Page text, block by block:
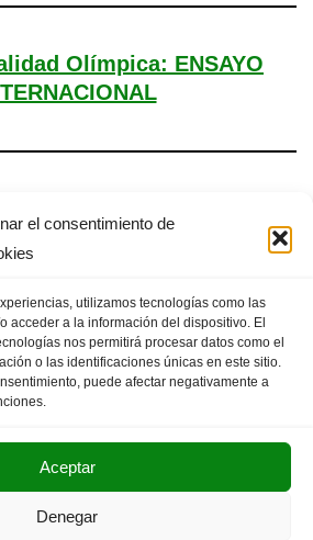
el consentimiento de
utilizamos tecnologías como las
acceder a la información del dispositivo. El
nos permitirá procesar datos como el
o las identificaciones únicas en este sitio.
puede afectar negativamente a
Aceptar
Denegar
Olímpica: ENSAYO
la Filosofía – Almendralejo,
2025
PÁGINA SIGUIENTE
AVISO LEGAL